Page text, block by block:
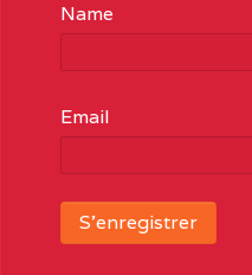
Name
Email